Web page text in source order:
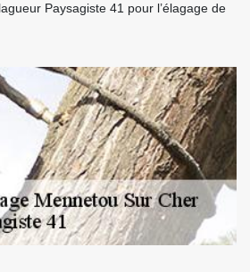
Paysagiste 41 pour l’élagage de